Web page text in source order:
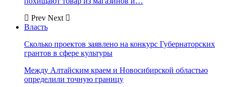
Prev Next
Власть
Сколько проектов заявлено на конкурс Губернаторских
грантов в сфере культуры
Между Алтайским краем и Новосибирской областью
определили точную границу